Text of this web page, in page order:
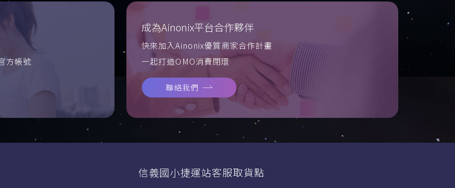
方帳號
成為Ainonix平台合作夥伴
快來加入Ainonix優質商家合作計畫
一起打造OMO消費閉環
聯絡我們
信義國小捷運站客服取貨點